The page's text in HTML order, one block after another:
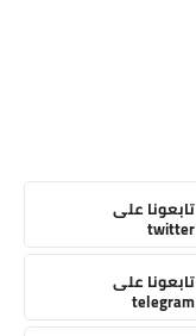
تابعونا على
twitter
تابعونا على
telegram